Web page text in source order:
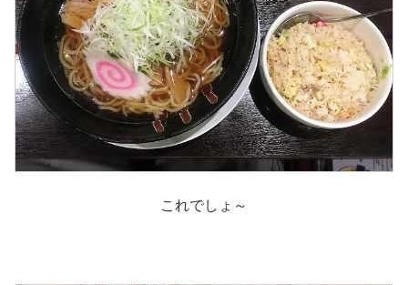
これでしょ～